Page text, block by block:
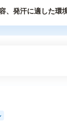
、発汗に適した環